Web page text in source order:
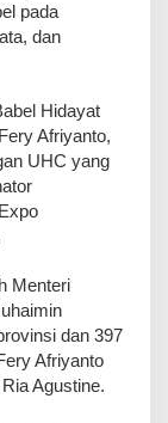
pada
dan
Hidayat
Afriyanto,
UHC yang
Menteri
dan 397
Afriyanto
Agustine.